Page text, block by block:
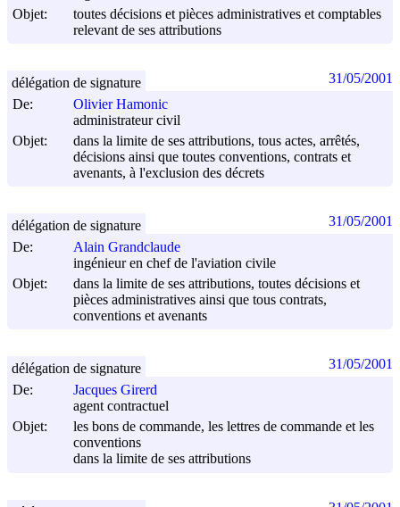
Objet:
toutes décisions et pièces administratives et comptables
relevant de ses attributions
De:
Olivier Hamonic
administrateur civil
Objet:
dans la limite de ses attributions, tous actes, arrêtés,
décisions ainsi que toutes conventions, contrats et
avenants, à l'exclusion des décrets
délégation de signature 31/05/2001
De:
Alain Grandclaude
ingénieur en chef de l'aviation civile
Objet:
dans la limite de ses attributions, toutes décisions et
pièces administratives ainsi que tous contrats,
conventions et avenants
délégation de signature 31/05/2001
De:
Jacques Girerd
agent contractuel
Objet:
les bons de commande, les lettres de commande et les
conventions
dans la limite de ses attributions
délégation de signature 31/05/2001